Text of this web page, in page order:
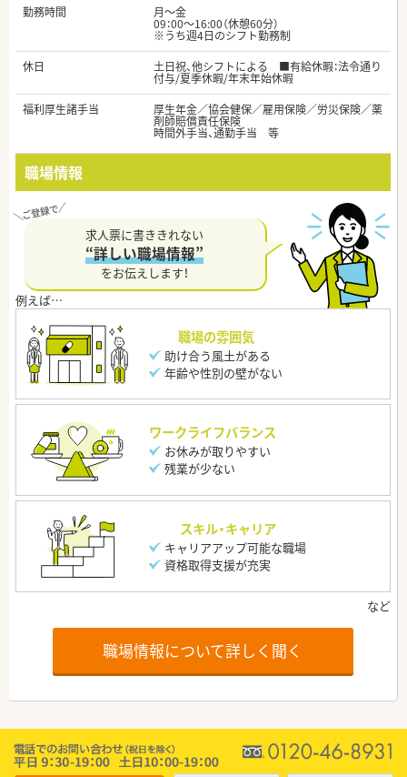
勤務時間
月～金
09：00～16:00（休憩60分）
※うち週4日のシフト勤務制
休日
土日祝、他シフトによる ■有給休暇：法令通り
付与/夏季休暇/年末年始休暇
福利厚生諸手当
厚生年金／協会健保／雇用保険／労災保険／薬
剤師賠償責任保険
時間外手当、通勤手当 等
職場情報
求人票に書ききれない
“詳しい職場情報”
をお伝えします！
職場の雰囲気
助け合う風土がある
年齢や性別の壁がない
ワークライフバランス
お休みが取りやすい
残業が少ない
スキル・キャリア
キャリアアップ可能な職場
資格取得支援が充実
職場情報について詳しく聞く